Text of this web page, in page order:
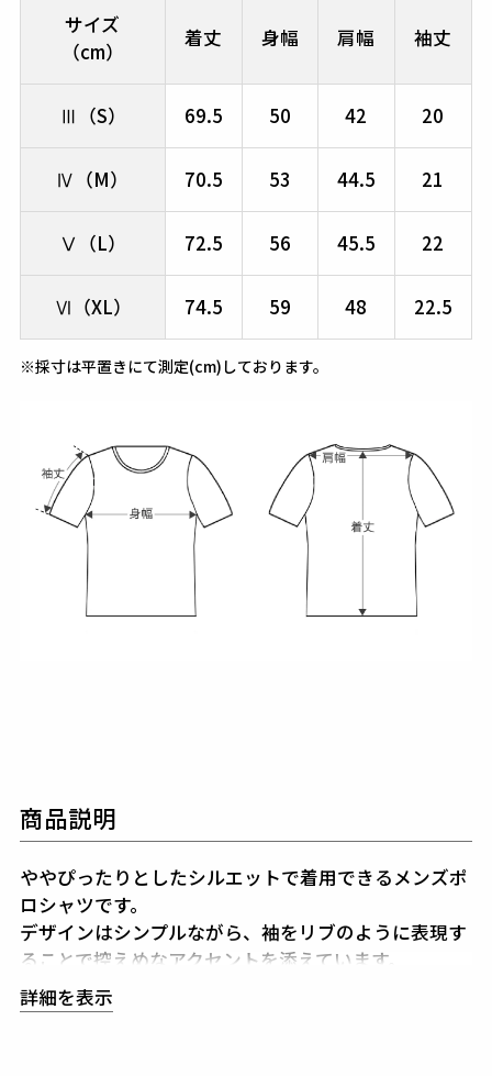
サイズ
（cm）
着丈 身幅 肩幅 袖丈
Ⅲ（S） 69.5 50 42 20
Ⅳ（M） 70.5 53 44.5 21
Ⅴ（L） 72.5 56 45.5 22
Ⅵ（XL） 74.5 59 48 22.5
※採寸は平置きにて測定(cm)しております。
商品説明
ややぴったりとしたシルエットで着用できるメンズポ
ロシャツです。
デザインはシンプルながら、袖をリブのように表現す
ることで控えめなアクセントを添えています。
白や黒のボトムスに合わせてカラーで遊ぶことがで
き、豊富なカラーバリエーション（WHITE、RED、N
詳細を表示